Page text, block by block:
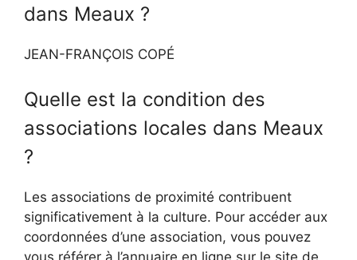
dans Meaux ?
JEAN-FRANÇOIS COPÉ
Quelle est la condition des
associations locales dans Meaux
?
Les associations de proximité contribuent
significativement à la culture. Pour accéder aux
coordonnées d’une association, vous pouvez
vous référer à l’annuaire en ligne sur le site de